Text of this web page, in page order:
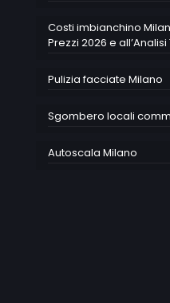
Costi imbianchino
Prezzi 2026 e
Pulizia facciate Milano
Sgombero locali
Autoscala Milano